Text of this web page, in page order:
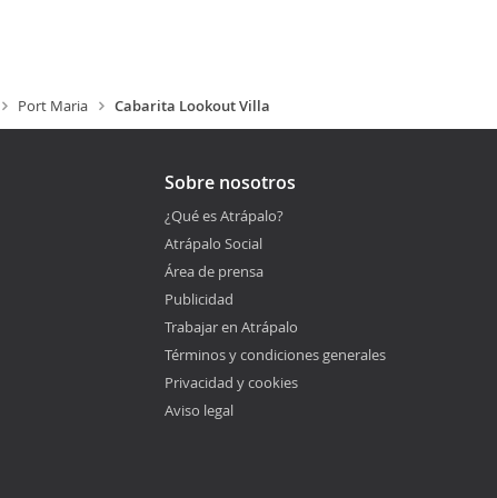
Port Maria Cabarita Lookout Villa
Sobre nosotros
¿Qué es Atrápalo?
Atrápalo Social
Área de prensa
Publicidad
Trabajar en Atrápalo
Términos y condiciones generales
Privacidad y cookies
Aviso legal